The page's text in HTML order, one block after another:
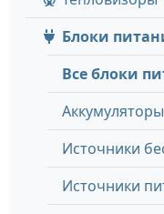
Блоки
Все блоки
Источники
Источники